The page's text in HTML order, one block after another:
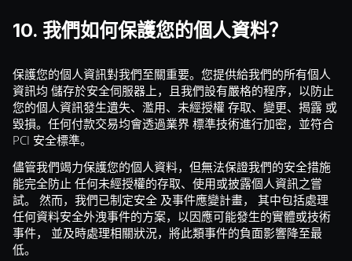
10. 我們如何保護您的個人資料？
保護您的個人資訊對我們至關重要。您提供給我們的所有個人
資訊均 儲存於安全伺服器上，且我們設有嚴格的程序，以防止
您的個人資訊發生遺失、濫用、未經授權 存取、變更、揭露 或
毀損。任何付款交易均會透過業界 標準技術進行加密，並符合
PCI 安全標準。
儘管我們竭力保護您的個人資料，但無法保證我們的安全措施
能完全防止 任何未經授權的存取、使用或披露個人資訊之嘗
試。 然而，我們已制定安全 及事件應變計畫， 其中包括處理
任何資料安全外洩事件的方案，以因應可能發生的實體或技術
事件， 並及時處理相關狀況，將此類事件的負面影響降至最
低。